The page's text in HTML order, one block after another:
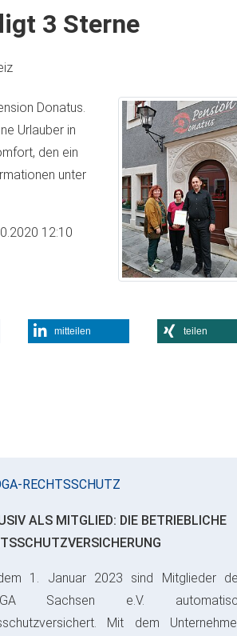
3 Sterne
Donatus.
Urlauber in
den ein
unter
12:10
mitteilen teilen
RECHTSSCHUTZ
ALS MITGLIED: DIE BETRIEBLICHE
1. Januar 2023 sind Mitglieder des
Sachsen e.V. automatisch
Mit dem Unternehmer-